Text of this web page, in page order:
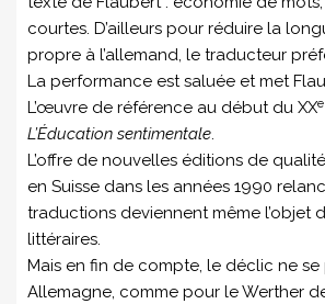
courtes. D’ailleurs pour réduire la
propre à l’allemand, le traducteur
La performance est saluée et met
L’œuvre de référence au début du XXe
L’Éducation sentimentale.
L’offre de nouvelles éditions de
en Suisse dans les années 1990
traductions deviennent même l’objet
littéraires.
Mais en fin de compte, le déclic ne
Allemagne, comme pour le Werther